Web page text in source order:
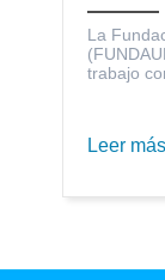
La
trabajo
Leer